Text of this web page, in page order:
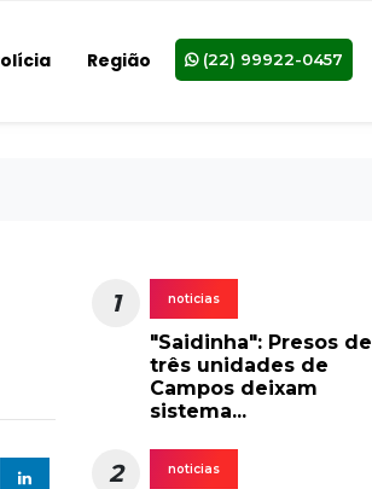
Região (22) 99922-0457
1 noticias
"Saidinha": Presos de
três unidades de
Campos deixam
sistema...
2 noticias